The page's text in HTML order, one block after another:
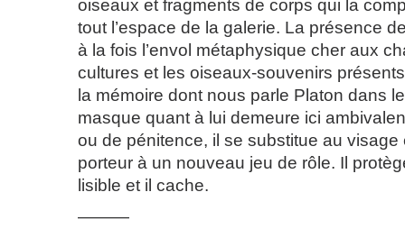
oiseaux et fragments de corps qui la
tout l’espace de la galerie. La présence
à la fois l’envol métaphysique cher aux
cultures et les oiseaux-souvenirs
la mémoire dont nous parle Platon dans
masque quant à lui demeure ici
ou de pénitence, il se substitue au visage
porteur à un nouveau jeu de rôle. Il
lisible et il cache.
———